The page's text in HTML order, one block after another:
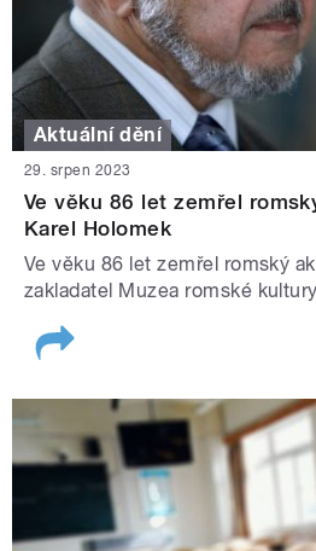
Aktuální dění
29. srpen 2023
Ve věku 86 let zemřel
Karel Holomek
Ve věku 86 let zemřel romský
zakladatel Muzea romské